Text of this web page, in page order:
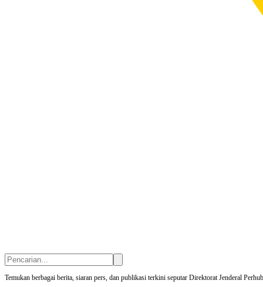
Temukan berbagai berita, siaran pers, dan publikasi terkini seputar Direktorat Jenderal